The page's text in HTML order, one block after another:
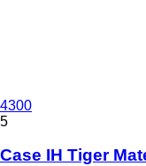
4300
5
Case IH Tiger